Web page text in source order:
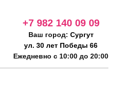
+7 982 140 09 09
Ваш город: Сургут
ул. 30 лет Победы 66
Ежедневно с 10:00 до 20:00